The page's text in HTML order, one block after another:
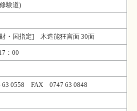
験道)
・国指定] 木造能狂言面 30面
：00
0558 FAX 0747 63 0848